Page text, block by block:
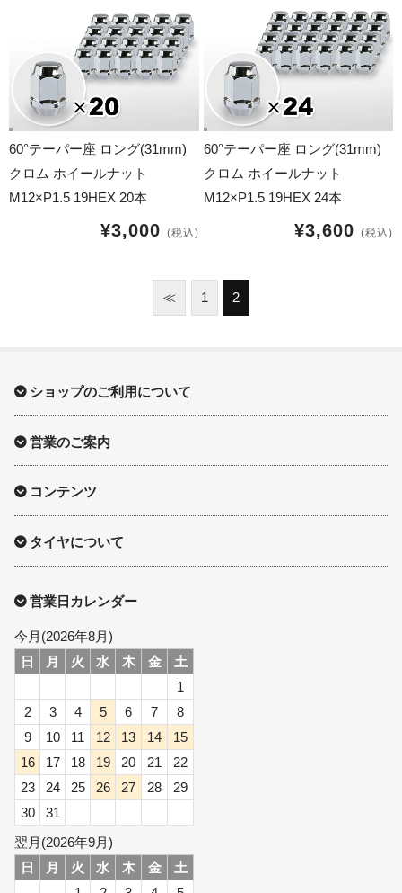
持ち込み交換工賃
60°テーパー座 ロング(31mm)
クロム ホイールナット
M12×P1.5 19HEX 20本
¥3,000 (税込)
60°テーパー座 ロング(31mm)
クロム ホイールナット
M12×P1.5 19HEX 24本
¥3,600 (税込)
≪ 1 2
ショップのご利用について
営業のご案内
コンテンツ
タイヤについて
営業日カレンダー
今月(2026年8月)
日
月 火 水 木 金
土
1
2
3 4 5 6 7
8
9
10 11 12 13 14
15
16
17 18 19 20 21
22
23
24 25 26 27 28
29
30
31
翌月(2026年9月)
日
月 火 水 木 金
土